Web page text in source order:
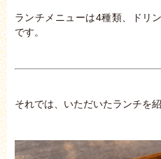
ランチメニューは4種類、ドリ
です。
それでは、いただいたランチを紹